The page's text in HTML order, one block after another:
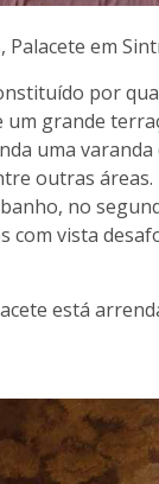
Palacete em
por
um grande
uma
outras
no
vista
está